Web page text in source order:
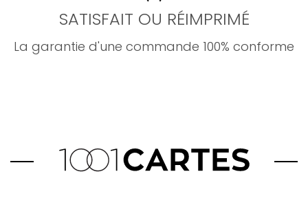
SATISFAIT OU RÉIMPRIMÉ
La garantie d'une commande 100% conforme